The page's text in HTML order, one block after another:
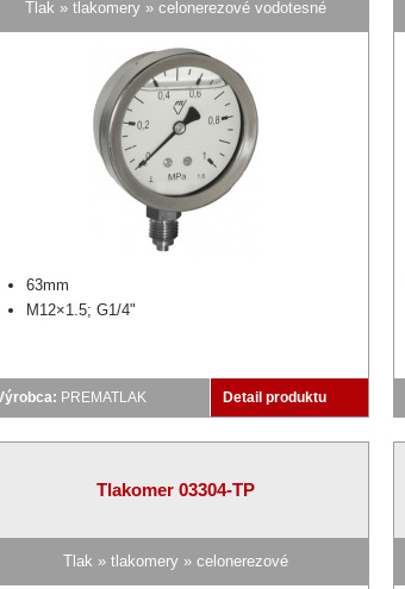
Tlak » tlakomery » celonerezové vodotesné
63mm
M12×1.5; G1/4"
PREMATLAK Detail produktu
Tlakomer 03304-TP
Tlak » tlakomery » celonerezové